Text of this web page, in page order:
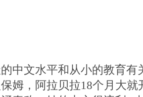
中文水平和从小的教育有
姆，阿拉贝拉18个月大